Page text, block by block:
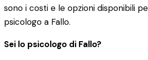
sono i costi e le opzioni disponibili
psicologo a Fallo.
Sei lo psicologo di Fallo?